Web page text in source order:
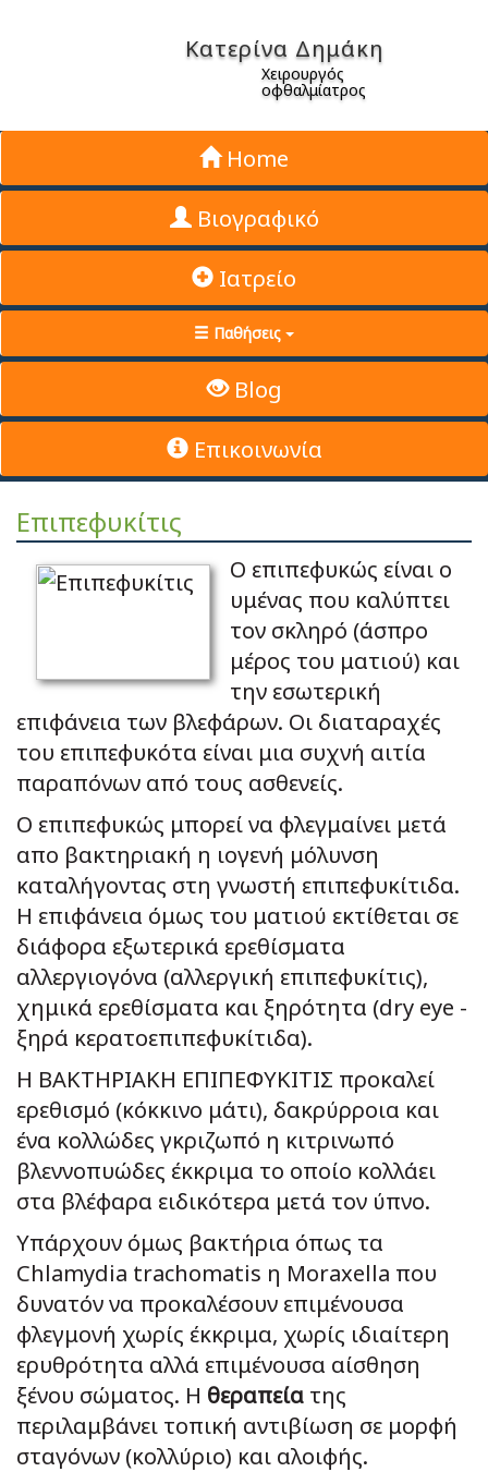
Κατερίνα Δημάκη
Χειρουργός
οφθαλμίατρος
Home
Βιογραφικό
Ιατρείο
Παθήσεις
Blog
Επικοινωνία
Επιπεφυκίτις
Ο επιπεφυκώς είναι ο
υμένας που καλύπτει
τον σκληρό (άσπρο
μέρος του ματιού) και
την εσωτερική
επιφάνεια των βλεφάρων. Οι διαταραχές
του επιπεφυκότα είναι μια συχνή αιτία
παραπόνων από τους ασθενείς.
Ο επιπεφυκώς μπορεί να φλεγμαίνει μετά
απο βακτηριακή η ιογενή μόλυνση
καταλήγοντας στη γνωστή επιπεφυκίτιδα.
Η επιφάνεια όμως του ματιού εκτίθεται σε
διάφορα εξωτερικά ερεθίσματα
αλλεργιογόνα (αλλεργική επιπεφυκίτις),
χημικά ερεθίσματα και ξηρότητα (dry eye -
ξηρά κερατοεπιπεφυκίτιδα).
Η ΒΑΚΤΗΡΙΑΚΗ ΕΠΙΠΕΦΥΚΙΤΙΣ προκαλεί
ερεθισμό (κόκκινο μάτι), δακρύρροια και
ένα κολλώδες γκριζωπό η κιτρινωπό
βλεννοπυώδες έκκριμα το οποίο κολλάει
στα βλέφαρα ειδικότερα μετά τον ύπνο.
Υπάρχουν όμως βακτήρια όπως τα
Chlamydia trachomatis η Moraxella που
δυνατόν να προκαλέσουν επιμένουσα
φλεγμονή χωρίς έκκριμα, χωρίς ιδιαίτερη
ερυθρότητα αλλά επιμένουσα αίσθηση
ξένου σώματος. Η θεραπεία της
περιλαμβάνει τοπική αντιβίωση σε μορφή
σταγόνων (κολλύριο) και αλοιφής.